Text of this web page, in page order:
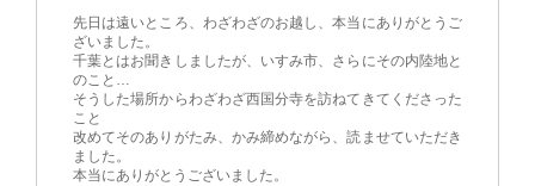
先日は遠いところ、わざわざのお越し、本当にありがとうご
ざいました。
千葉とはお聞きしましたが、いすみ市、さらにその内陸地と
のこと…
そうした場所からわざわざ西国分寺を訪ねてきてくださった
こと
改めてそのありがたみ、かみ締めながら、読ませていただき
ました。
本当にありがとうございました。